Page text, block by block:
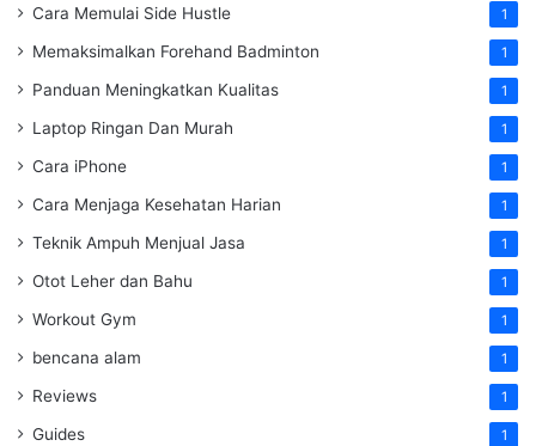
Cara Memulai Side Hustle 1
Memaksimalkan Forehand Badminton 1
Panduan Meningkatkan Kualitas 1
Laptop Ringan Dan Murah 1
Cara iPhone 1
Cara Menjaga Kesehatan Harian 1
Teknik Ampuh Menjual Jasa 1
Otot Leher dan Bahu 1
Workout Gym 1
bencana alam 1
Reviews 1
Guides 1